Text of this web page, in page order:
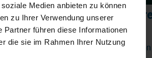
Medien anbieten zu können
zu Ihrer Verwendung unserer
führen diese Informationen
die sie im Rahmen Ihrer Nutzung
Carnival Cruiseline Promotion - Westliche Karibik 5 Tage ab/an Tampa + Fun Rate mit Cashback
Westliche Karibik
Miami